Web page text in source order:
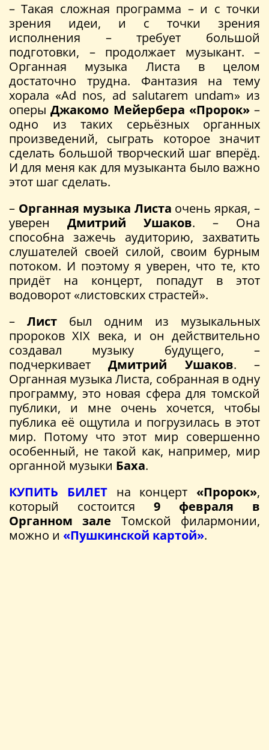
– Такая сложная программа – и с точки
зрения идеи, и с точки зрения
исполнения – требует большой
подготовки, – продолжает музыкант. –
Органная музыка Листа в целом
достаточно трудна. Фантазия на тему
хорала «Ad nos, ad salutarem undam» из
оперыДжакомо Мейербера «Пророк»–
одно из таких серьёзных органных
произведений, сыграть которое значит
сделать большой творческий шаг вперёд.
И для меня как для музыканта было важно
этот шаг сделать.
– Органная музыка Листа очень яркая, –
уверен Дмитрий Ушаков. – Она
способна зажечь аудиторию, захватить
слушателей своей силой, своим бурным
потоком. И поэтому я уверен, что те, кто
придёт на концерт, попадут в этот
водоворот «листовских страстей».
– Лист был одним из музыкальных
пророков XIX века, и он действительно
создавал музыку будущего, –
подчеркиваетДмитрий Ушаков. –
Органная музыка Листа, собранная в одну
программу, это новая сфера для томской
публики, и мне очень хочется, чтобы
публика её ощутила и погрузилась в этот
мир. Потому что этот мир совершенно
особенный, не такой как, например, мир
органной музыки Баха.
КУПИТЬ БИЛЕТна концерт «Пророк»,
который состоится 9 февраля в
Органном зале Томской филармонии,
можно и «Пушкинской картой».